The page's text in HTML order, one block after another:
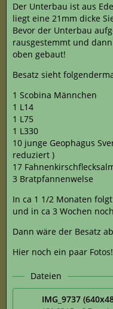
Der Unterbau ist aus
liegt eine 21mm dicke
Bevor der Unterbau
rausgestemmt und
oben gebaut!
Besatz sieht
1 Scobina Männchen
1 L14
1 L75
1 L330
10 junge Geophagus
reduziert )
17
3 Bratpfannenwelse
In ca 1 1/2 Monaten
und in ca 3 Wochen
Dann wäre der Besatz
Hier noch ein paar Fotos!
Dateien
IMG_9737